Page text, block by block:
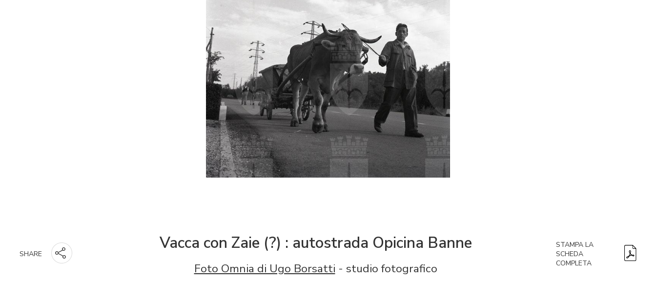
SHARE
Vacca con Zaie (?) : autostrada Opicina Banne
Foto Omnia di Ugo Borsatti - studio fotografico
STAMPA LA
SCHEDA
COMPLETA